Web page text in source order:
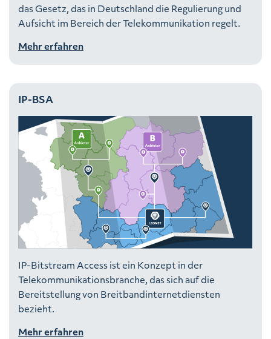
das Gesetz, das in Deutschland die Regulierung und
Aufsicht im Bereich der Telekommunikation regelt.
Mehr erfahren
IP-BSA
IP-Bitstream Access ist ein Konzept in der
Telekommunikationsbranche, das sich auf die
Bereitstellung von Breitbandinternetdiensten
bezieht.
Mehr erfahren